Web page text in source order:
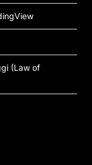
(Law of